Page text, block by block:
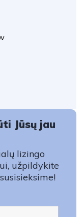
Jūsų jau
lizingo
užpildykite